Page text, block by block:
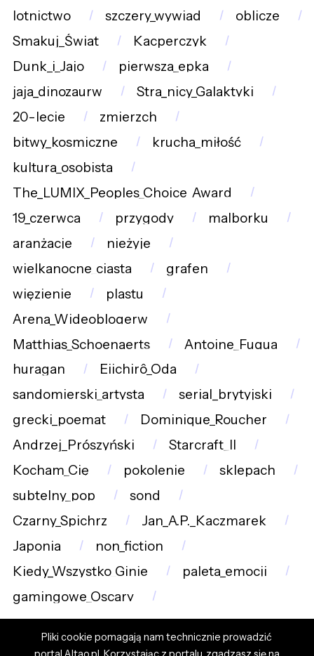
lotnictwo
szczery_wywiad
oblicze
Smakuj_Świat
Kacperczyk
Dunk_i_Jajo
pierwsza_epka
jaja_dinozaurw
Stra_nicy_Galaktyki
20-lecie
zmierzch
bitwy_kosmiczne
krucha_miłość
kultura_osobista
The_LUMIX_Peoples_Choice_Award
19_czerwca
przygody
malborku
aranżacje
nieżyje
wielkanocne_ciasta
grafen
więzienie
plastu
Arena_Wideoblogerw
Matthias_Schoenaerts
Antoine_Fuqua
huragan
Eiichirô_Oda
sandomierski_artysta
serial_brytyjski
grecki_poemat
Dominique_Roucher
Andrzej_Prószyński
Starcraft_II
Kocham_Cię
pokolenie
sklepach
subtelny_pop
sond
Czarny_Spichrz
Jan_A.P._Kaczmarek
Japonia
non_fiction
Kiedy_Wszystko_Ginie
paleta_emocji
gamingowe_Oscary
Pliki cookie pomagają nam technicznie prowadzić